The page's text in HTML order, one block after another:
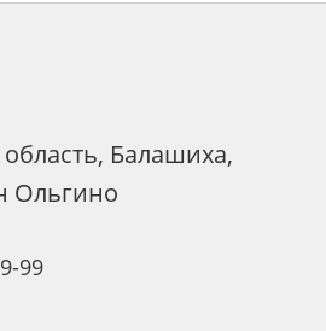
Балашиха,
Ольгино
99